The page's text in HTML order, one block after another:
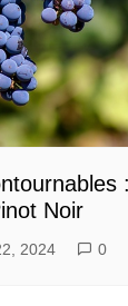
Noir
2024 0